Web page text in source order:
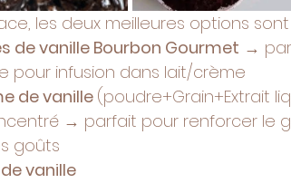
les deux meilleures options sont
de vanille Bourbon Gourmet →
pour infusion dans lait/crème
de vanille (poudre+Grain+Extrait
→ parfait pour renforcer le
goûts
vanille